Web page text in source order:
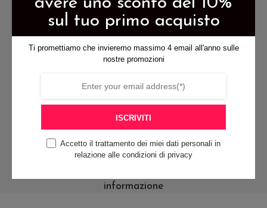
scelte
pagina
del
nella
pagina
del
prodotto
spedizione gratis per ordini di
almeno 79€
informazione
sul tuo primo acquisto
Ti promettiamo che invieremo massimo 4 email all'anno sulle
nostre promozioni
ISCRIVITI
Accetto il trattamento dei miei dati personali in
relazione alle condizioni di privacy